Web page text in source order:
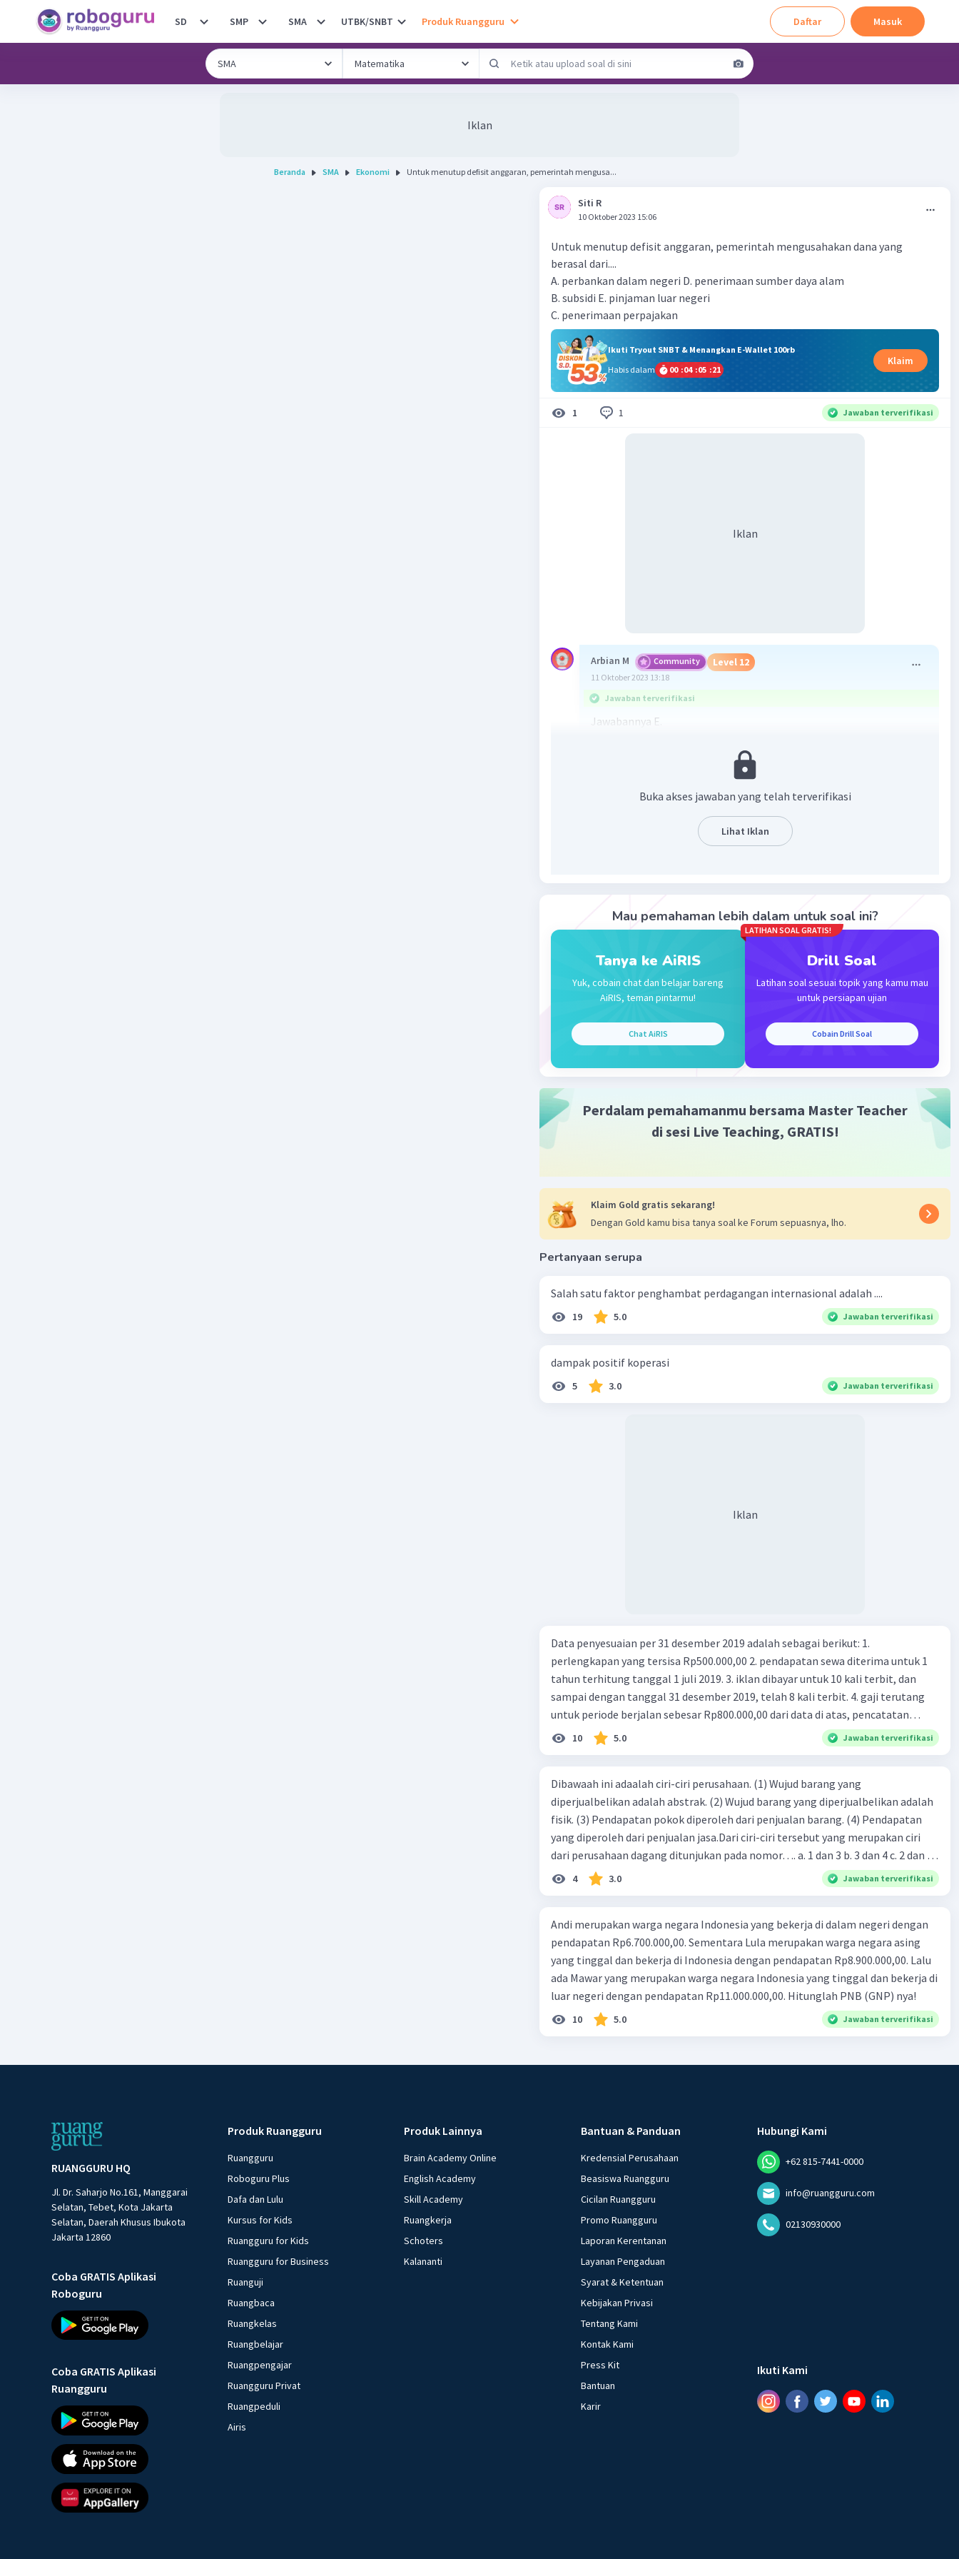
SD SMP SMA UTBK/SNBT Produk Ruangguru Daftar Masuk
Iklan
Beranda SMA Ekonomi Untuk menutup defisit anggaran, pemerintah mengusa...
Siti R
10 Oktober 2023 15:06
Untuk menutup defisit anggaran, pemerintah mengusahakan dana yang
berasal dari....
A. perbankan dalam negeri D. penerimaan sumber daya alam
B. subsidi E. pinjaman luar negeri
C. penerimaan perpajakan
Ikuti Tryout SNBT & Menangkan E-Wallet 100rb
Habis dalam
00 :04 :05 :21
Klaim
1 1 Jawaban terverifikasi
Iklan
Arbian M Community Level 12
11 Oktober 2023 13:18
Jawaban terverifikasi
Jawabannya E.
negeri + sumber pembiayaan luar negeri.
Ketika defisit anggaran, pinjaman luar negeri tidak dicatat sebagai
sumber penerimaan melainkan sebagai sumber pembiayaan
Balas
Buka akses jawaban yang telah terverifikasi
Lihat Iklan
Mau pemahaman lebih dalam untuk soal ini?
Tanya ke AiRIS
Yuk, cobain chat dan belajar bareng
AiRIS, teman pintarmu!
Chat AiRIS
LATIHAN SOAL GRATIS!
Drill Soal
Latihan soal sesuai topik yang kamu mau
untuk persiapan ujian
Cobain Drill Soal
Perdalam pemahamanmu bersama Master Teacher
di sesi Live Teaching, GRATIS!
Klaim Gold gratis sekarang!
Dengan Gold kamu bisa tanya soal ke Forum sepuasnya, lho.
Pertanyaan serupa
Salah satu faktor penghambat perdagangan internasional adalah ....
19 5.0 Jawaban terverifikasi
dampak positif koperasi
5 3.0 Jawaban terverifikasi
Iklan
Data penyesuaian per 31 desember 2019 adalah sebagai berikut: 1.
perlengkapan yang tersisa Rp500.000,00 2. pendapatan sewa diterima untuk 1
tahun terhitung tanggal 1 juli 2019. 3. iklan dibayar untuk 10 kali terbit, dan
sampai dengan tanggal 31 desember 2019, telah 8 kali terbit. 4. gaji terutang
untuk periode berjalan sebesar Rp800.000,00 dari data di atas, pencatatan
jurnal pembalik yang benar adalah ....
10 5.0 Jawaban terverifikasi
Dibawaah ini adaalah ciri-ciri perusahaan. (1) Wujud barang yang
diperjualbelikan adalah abstrak. (2) Wujud barang yang diperjualbelikan adalah
fisik. (3) Pendapatan pokok diperoleh dari penjualan barang. (4) Pendapatan
yang diperoleh dari penjualan jasa.Dari ciri-ciri tersebut yang merupakan ciri
dari perusahaan dagang ditunjukan pada nomor…. a. 1 dan 3 b. 3 dan 4 c. 2 dan 3
d. 1 dan 2 e. 2 dan 4
4 3.0 Jawaban terverifikasi
Andi merupakan warga negara Indonesia yang bekerja di dalam negeri dengan
pendapatan Rp6.700.000,00. Sementara Lula merupakan warga negara asing
yang tinggal dan bekerja di Indonesia dengan pendapatan Rp8.900.000,00. Lalu
ada Mawar yang merupakan warga negara Indonesia yang tinggal dan bekerja di
luar negeri dengan pendapatan Rp11.000.000,00. Hitunglah PNB (GNP) nya!
10 5.0 Jawaban terverifikasi
RUANGGURU HQ
Jl. Dr. Saharjo No.161, Manggarai
Selatan, Tebet, Kota Jakarta
Selatan, Daerah Khusus Ibukota
Jakarta 12860
Coba GRATIS Aplikasi
Roboguru
Coba GRATIS Aplikasi
Ruangguru
Produk Ruangguru
Ruangguru
Roboguru Plus
Dafa dan Lulu
Kursus for Kids
Ruangguru for Kids
Ruangguru for Business
Ruanguji
Ruangbaca
Ruangkelas
Ruangbelajar
Ruangpengajar
Ruangguru Privat
Ruangpeduli
Airis
Produk Lainnya
Brain Academy Online
English Academy
Skill Academy
Ruangkerja
Schoters
Kalananti
Bantuan & Panduan
Kredensial Perusahaan
Beasiswa Ruangguru
Cicilan Ruangguru
Promo Ruangguru
Laporan Kerentanan
Layanan Pengaduan
Syarat & Ketentuan
Kebijakan Privasi
Tentang Kami
Kontak Kami
Press Kit
Bantuan
Karir
Hubungi Kami
+62 815-7441-0000
info@ruangguru.com
02130930000
Ikuti Kami